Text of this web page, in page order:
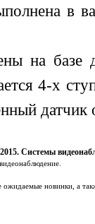
в
на
4-х
Системы
новинки, а